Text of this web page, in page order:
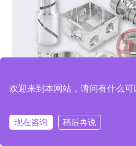
欢迎来到本网站，请问有什么可
现在咨询 稍后再说